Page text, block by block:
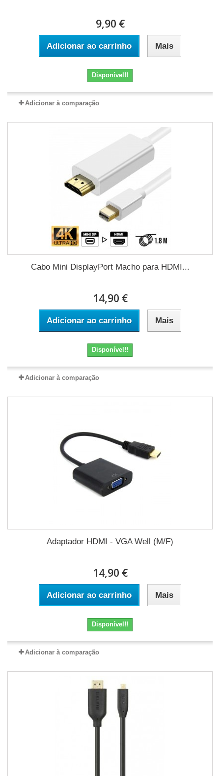
9,90 €
Adicionar ao carrinho Mais
Disponível!!
Adicionar à comparação
Cabo Mini DisplayPort Macho para HDMI...
14,90 €
Adicionar ao carrinho Mais
Disponível!!
Adicionar à comparação
Adaptador HDMI - VGA Well (M/F)
14,90 €
Adicionar ao carrinho Mais
Disponível!!
Adicionar à comparação